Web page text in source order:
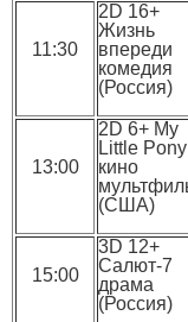
11:30
2D 16+
Жизнь
впереди
комедия
(Россия)
13:00
2D 6+ My
Little
кино
(США)
15:00
3D 12+
Салют-7
драма
(Россия)